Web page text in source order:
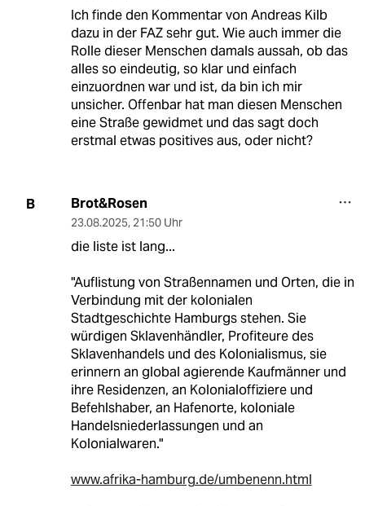
Ich finde den Kommentar von Andreas Kilb
dazu in der FAZ sehr gut. Wie auch immer die
Rolle dieser Menschen damals aussah, ob das
alles so eindeutig, so klar und einfach
einzuordnen war und ist, da bin ich mir
unsicher. Offenbar hat man diesen Menschen
eine Straße gewidmet und das sagt doch
erstmal etwas positives aus, oder nicht?
B Brot&Rosen
23.08.2025, 21:50 Uhr
die liste ist lang...
"Auflistung von Straßennamen und Orten, die in
Verbindung mit der kolonialen
Stadtgeschichte Hamburgs stehen. Sie
würdigen Sklavenhändler, Profiteure des
Sklavenhandels und des Kolonialismus, sie
erinnern an global agierende Kaufmänner und
ihre Residenzen, an Kolonialoffiziere und
Befehlshaber, an Hafenorte, koloniale
Handelsniederlassungen und an
Kolonialwaren."
www.afrika-hamburg.de/umbenenn.html